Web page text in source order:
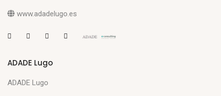
www.adadelugo.es
ADADE Lugo
ADADE Lugo